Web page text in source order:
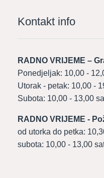
Kontakt info
RADNO VRIJEME –
Ponedjeljak: 10,00 -
Utorak - petak: 10,00 -
Subota: 10,00 - 13,00
RADNO VRIJEME -
od utorka do petka:
subota: 10,00 - 13,00